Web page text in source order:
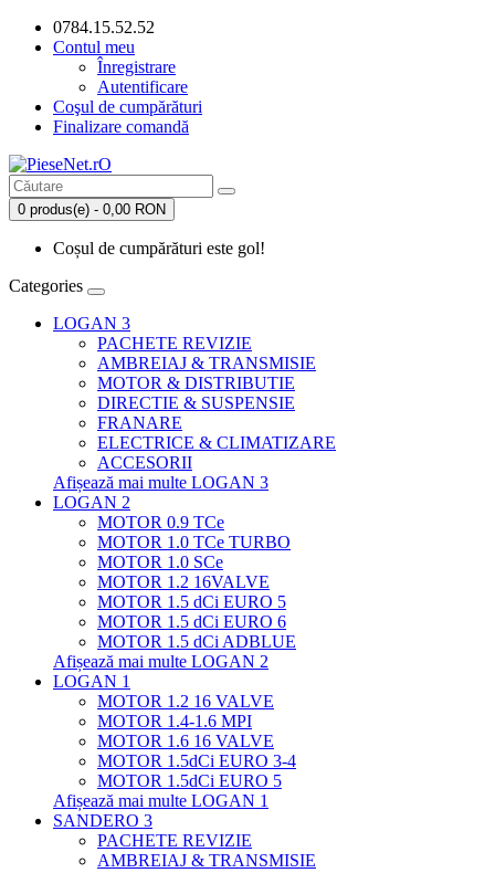
0784.15.52.52
Contul meu
Înregistrare
Autentificare
Coşul de cumpărături
Finalizare comandă
0 produs(e) - 0,00 RON
Coșul de cumpărături este gol!
Categories
LOGAN 3
PACHETE REVIZIE
AMBREIAJ & TRANSMISIE
MOTOR & DISTRIBUTIE
DIRECTIE & SUSPENSIE
FRANARE
ELECTRICE & CLIMATIZARE
ACCESORII
Afișează mai multe LOGAN 3
LOGAN 2
MOTOR 0.9 TCe
MOTOR 1.0 TCe TURBO
MOTOR 1.0 SCe
MOTOR 1.2 16VALVE
MOTOR 1.5 dCi EURO 5
MOTOR 1.5 dCi EURO 6
MOTOR 1.5 dCi ADBLUE
Afișează mai multe LOGAN 2
LOGAN 1
MOTOR 1.2 16 VALVE
MOTOR 1.4-1.6 MPI
MOTOR 1.6 16 VALVE
MOTOR 1.5dCi EURO 3-4
MOTOR 1.5dCi EURO 5
Afișează mai multe LOGAN 1
SANDERO 3
PACHETE REVIZIE
AMBREIAJ & TRANSMISIE